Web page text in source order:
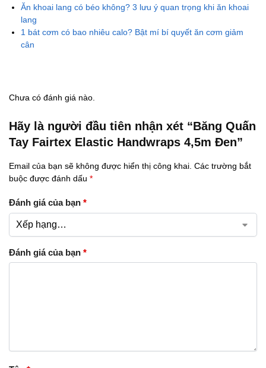
Ăn khoai lang có béo không? 3 lưu ý quan trọng khi ăn khoai
lang
1 bát cơm có bao nhiêu calo? Bật mí bí quyết ăn cơm giảm
cân
Chưa có đánh giá nào.
Hãy là người đầu tiên nhận xét “Băng Quấn
Tay Fairtex Elastic Handwraps 4,5m Đen”
Email của bạn sẽ không được hiển thị công khai. Các trường bắt
buộc được đánh dấu *
Đánh giá của bạn *
Đánh giá của bạn *